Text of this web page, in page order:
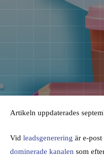
Artikeln uppdaterades
Vid leadsgenerering är e-
dominerade kanalen som